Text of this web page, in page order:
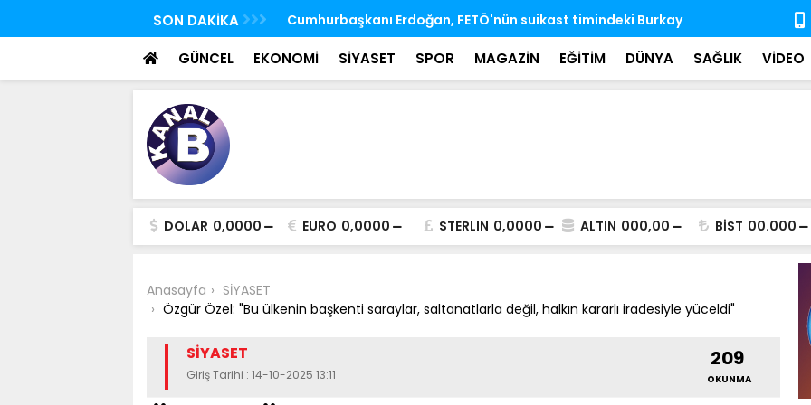
SON DAKİKA
FETÖ'nün suikast timindeki Burkay
TBMM Genel Kurulu'nda ihtisas komisyonlarındaki boş üyeliklere
seçim yapıldı
MSB:
almaya
GÜNCEL EKONOMİ SİYASET SPOR MAGAZİN EĞİTİM DÜNYA SAĞLIK VİDEO
DOLAR 0,0000 EURO 0,0000 STERLIN 0,0000 ALTIN 000,00 BİST 00.000
Anasayfa
SİYASET
Özgür Özel: "Bu ülkenin başkenti saraylar, saltanatlarla değil, halkın kararlı iradesiyle yüceldi"
SİYASET
Giriş Tarihi : 14-10-2025 13:11
209
OKUNMA